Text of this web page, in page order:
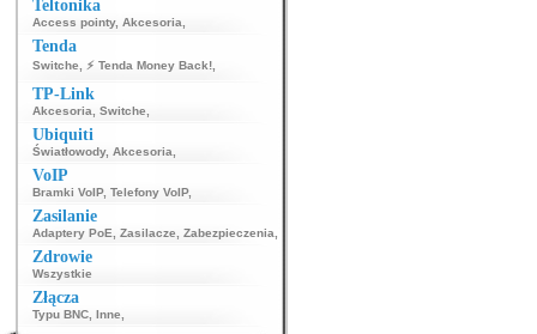
Teltonika
Access pointy, Akcesoria
Tenda
Switche ⚡ Tenda Money Back!
TP-Link
Akcesoria Switche
Ubiquiti
Światłowody, Akcesoria
VoIP
Bramki VoIP, Telefony VoIP,
Zasilanie
Adaptery PoE Zasilacze Zabezpieczenia
Zdrowie
Wszystkie
Złącza
Typu BNC Inne